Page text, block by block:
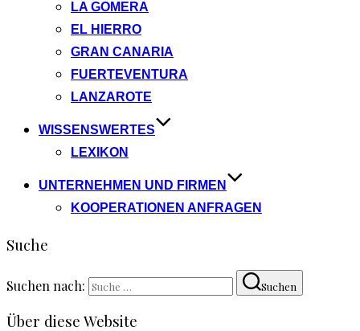
LA GOMERA
EL HIERRO
GRAN CANARIA
FUERTEVENTURA
LANZAROTE
WISSENSWERTES
LEXIKON
UNTERNEHMEN UND FIRMEN
KOOPERATIONEN ANFRAGEN
Suche
Suchen nach: Suchen
Über diese Website